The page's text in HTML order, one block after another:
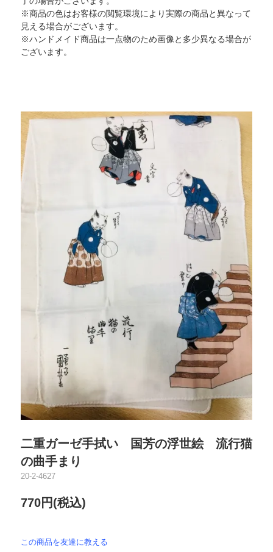
※商品の色はお客様の閲覧環境により実際の商品と異なって
見える場合がございます。
※ハンドメイド商品は一点物のため画像と多少異なる場合が
ございます。
二重ガーゼ手拭い 国芳の浮世絵 流行猫
の曲手まり
20-2-4627
770円(税込)
この商品を友達に教える